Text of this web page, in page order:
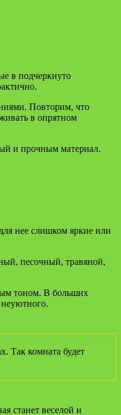
в подчеркнуто
Повторим, что
в опрятном
и прочным материал.
нее слишком яркие или
песочный, травяной,
тоном. В больших
Так комната будет
станет веселой и